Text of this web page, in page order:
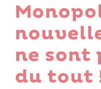
ne sont
du tout